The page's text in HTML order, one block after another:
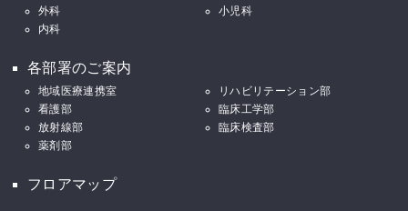
外科
小児科
内科
各部署のご案内
地域医療連携室
リハビリテーション部
看護部
臨床工学部
放射線部
臨床検査部
薬剤部
フロアマップ